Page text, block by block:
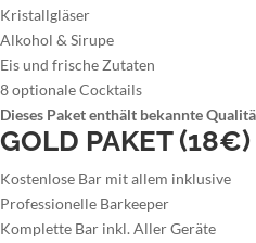
Kristallgläser
Alkohol & Sirupe
Eis und frische Zutaten
8 optionale Cocktails
Dieses Paket enthält bekannte
GOLD PAKET (18€)
Kostenlose Bar mit allem inklusive
Professionelle Barkeeper
Komplette Bar inkl. Aller Geräte